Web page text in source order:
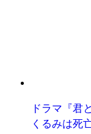
ドラマ『君
くるみは死